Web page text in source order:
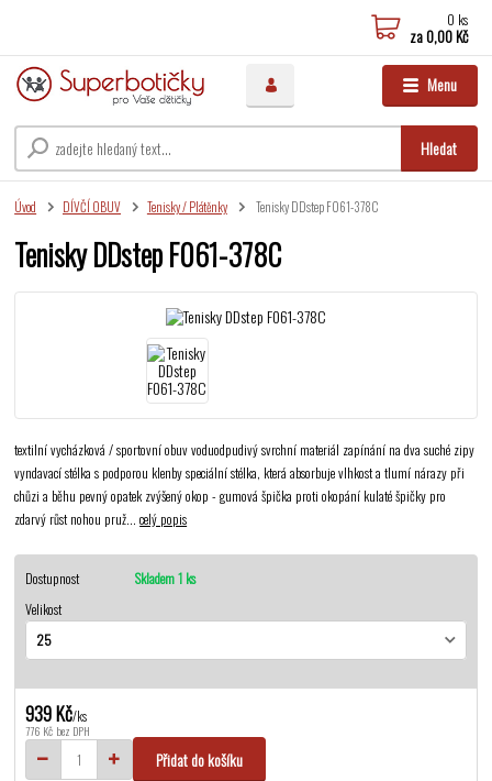
Menu
Hledat
0 ks
za0,00 Kč
Úvod DÍVČÍ OBUV Tenisky / Plátěnky Tenisky DDstep F061-378C
Tenisky DDstep F061-378C
textilní vycházková / sportovní obuv voduodpudivý svrchní materiál zapínání na dva suché zipy
vyndavací stélka s podporou klenby speciální stélka, která absorbuje vlhkost a tlumí nárazy při
chůzi a běhu pevný opatek zvýšený okop - gumová špička proti okopání kulaté špičky pro
zdarvý růst nohou pruž...celý popis
Dostupnost
Skladem 1 ks
Velikost
939 Kč/ks
776 Kč bez DPH
Přidat do košíku